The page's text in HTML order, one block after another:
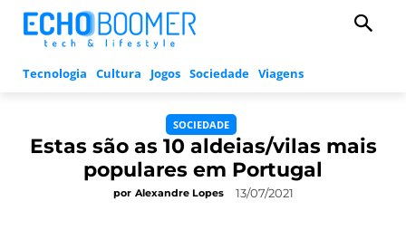
Tecnologia Cultura Jogos Sociedade Viagens
SOCIEDADE
Estas são as 10 aldeias/vilas mais
populares em Portugal
por Alexandre Lopes 13/07/2021